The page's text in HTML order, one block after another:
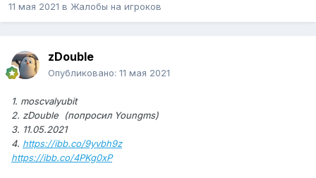
11 мая 2021 в Жалобы на игроков
zDouble
Опубликовано: 11 мая 2021
1. moscvalyubit
2. zDouble (попросил Youngms)
3. 11.05.2021
4. https://ibb.co/9yvbh9z
https://ibb.co/4PKg0xP